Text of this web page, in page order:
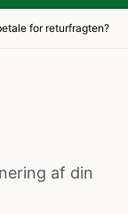
for returfragten?
af din